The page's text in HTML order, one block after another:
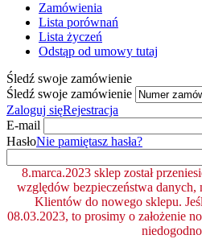
Zamówienia
Lista porównań
Lista życzeń
Odstąp od umowy tutaj
Śledź swoje zamówienie
Śledź swoje zamówienie
Zaloguj sięRejestracja
E-mail
HasłoNie pamiętasz hasła?
8.marca.2023 sklep został
względów bezpieczeństwa danych,
Klientów do nowego sklepu.
08.03.2023, to prosimy o założenie